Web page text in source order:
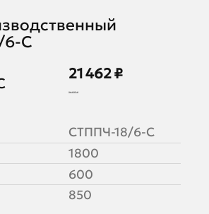
6-С
21 462 ₽
26 827 ₽
СТППЧ-18/6-С
1800
600
850